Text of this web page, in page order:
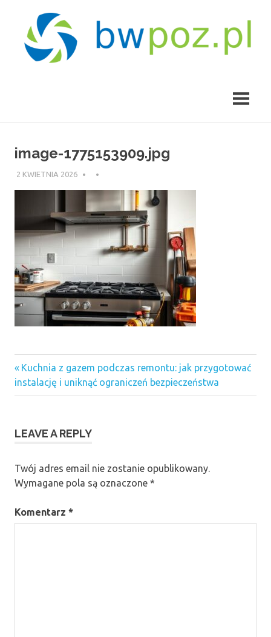
content
image-1775153909.jpg
2 KWIETNIA 2026
Nawigacja
wpisu
Previous
Post:
Kuchnia z gazem podczas remontu: jak przygotować
instalację i uniknąć ograniczeń bezpieczeństwa
LEAVE A REPLY
Twój adres email nie zostanie opublikowany.
Wymagane pola są oznaczone *
Komentarz *